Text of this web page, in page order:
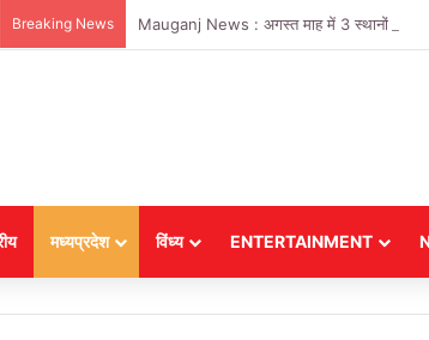
Breaking News Mauganj News : अगस्त माह में 3 स्थानों पर
मध्यप्रदेश विंध्य ENTERTAINMENT